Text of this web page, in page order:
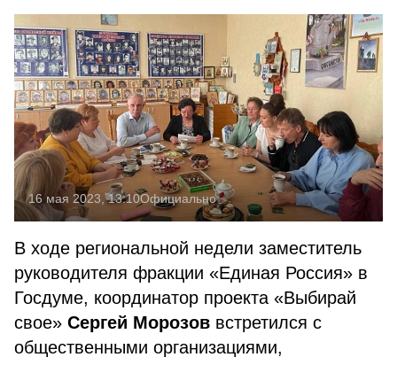
16 мая 2023, 13:10Официально
В ходе региональной недели заместитель
руководителя фракции «Единая Россия» в
Госдуме, координатор проекта «Выбирай
свое» Сергей Морозов встретился с
общественными организациями,